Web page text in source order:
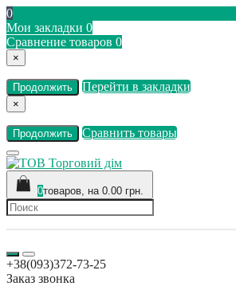
0
Мои закладки 0
Сравнение товаров 0
×
Продолжить Перейти в закладки
×
Продолжить Сравнить товары
0товаров, на 0.00 грн.
+38(093)372-73-25
Заказ звонка